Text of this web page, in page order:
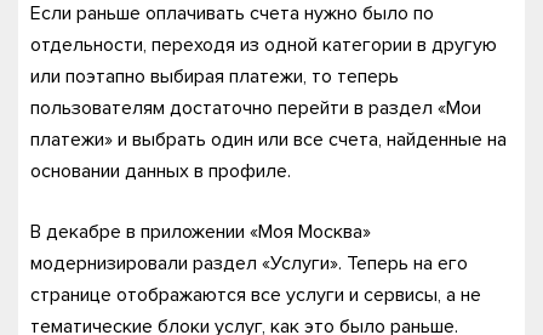
Если раньше оплачивать счета нужно было по
отдельности, переходя из одной категории в другую
или поэтапно выбирая платежи, то теперь
пользователям достаточно перейти в раздел «Мои
платежи» и выбрать один или все счета, найденные на
основании данных в профиле.
В декабре в приложении «Моя Москва»
модернизировали раздел «Услуги». Теперь на его
странице отображаются все услуги и сервисы, а не
тематические блоки услуг, как это было раньше.